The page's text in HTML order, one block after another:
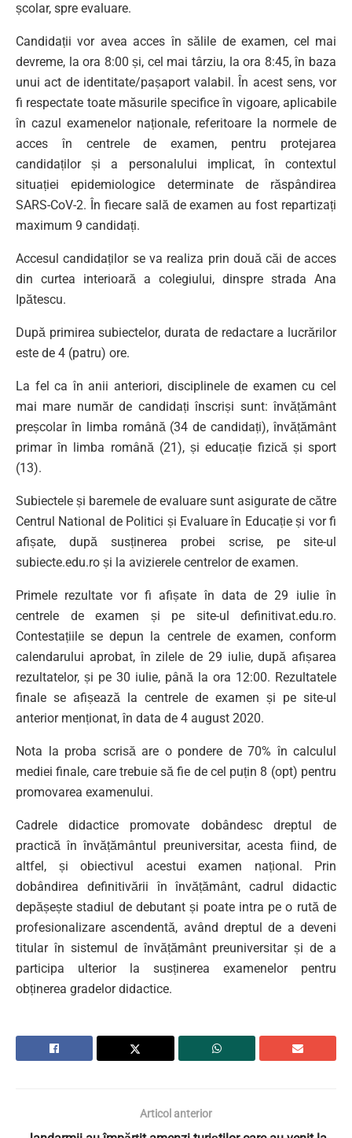
școlar, spre evaluare.
Candidații vor avea acces în sălile de examen, cel mai
devreme, la ora 8:00 și, cel mai târziu, la ora 8:45, în baza
unui act de identitate/pașaport valabil. În acest sens, vor
fi respectate toate măsurile specifice în vigoare, aplicabile
în cazul examenelor naționale, referitoare la normele de
acces în centrele de examen, pentru protejarea
candidaților și a personalului implicat, în contextul
situației epidemiologice determinate de răspândirea
SARS-CoV-2. În fiecare sală de examen au fost repartizați
maximum 9 candidați.
Accesul candidaților se va realiza prin două căi de acces
din curtea interioară a colegiului, dinspre strada Ana
Ipătescu.
După primirea subiectelor, durata de redactare a lucrărilor
este de 4 (patru) ore.
La fel ca în anii anteriori, disciplinele de examen cu cel
mai mare număr de candidați înscriși sunt: învățământ
preșcolar în limba română (34 de candidați), învățământ
primar în limba română (21), și educație fizică și sport
(13).
Subiectele și baremele de evaluare sunt asigurate de către
Centrul National de Politici și Evaluare în Educație și vor fi
afișate, după susținerea probei scrise, pe site-ul
subiecte.edu.ro și la avizierele centrelor de examen.
Primele rezultate vor fi afișate în data de 29 iulie în
centrele de examen și pe site-ul definitivat.edu.ro.
Contestațiile se depun la centrele de examen, conform
calendarului aprobat, în zilele de 29 iulie, după afișarea
rezultatelor, și pe 30 iulie, până la ora 12:00. Rezultatele
finale se afișează la centrele de examen și pe site-ul
anterior menționat, în data de 4 august 2020.
Nota la proba scrisă are o pondere de 70% în calculul
mediei finale, care trebuie să fie de cel puțin 8 (opt) pentru
promovarea examenului.
Cadrele didactice promovate dobândesc dreptul de
practică în învățământul preuniversitar, acesta fiind, de
altfel, și obiectivul acestui examen național. Prin
dobândirea definitivării în învățământ, cadrul didactic
depășește stadiul de debutant și poate intra pe o rută de
profesionalizare ascendentă, având dreptul de a deveni
titular în sistemul de învățământ preuniversitar și de a
participa ulterior la susținerea examenelor pentru
obținerea gradelor didactice.
Articol anterior